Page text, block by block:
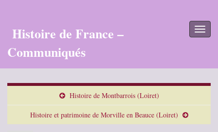
Histoire de France –
Communiqués
Histoire de Montbarrois (Loiret)
Histoire et patrimoine de Morville en Beauce (Loiret)